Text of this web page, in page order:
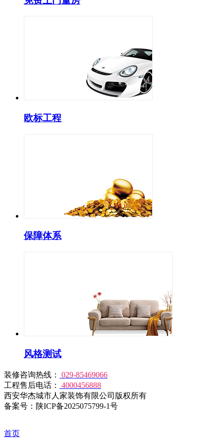
欧标工程
保障体系
风格测试
装修咨询热线：
029-85469066
工程售后电话：
4000456888
西安华杰城市人家装饰有限公司版权所有
备案号：陕ICP备2025075799-1号
首页